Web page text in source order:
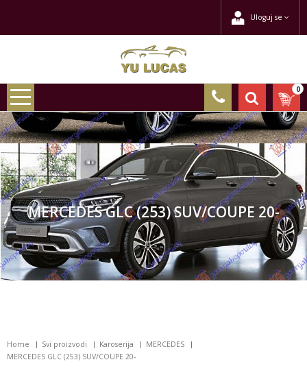
Uloguj se
0
MERCEDES GLC (253) SUV/COUPE 20-
Home Svi proizvodi Karoserija
MERCEDES
MERCEDES GLC (253) SUV/COUPE 20-